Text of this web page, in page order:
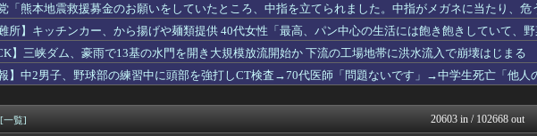
・E・ルスタリオちゃんとかいうドチャLOVEｗｗｗ
トレンドの通り道
しいウマ娘と言えば？
ウマ娘まとめ超速報！
中日 2026/08/08 【佐藤＆大山2安打 神宮好救援...
虎速
に父がまた鍋に大量のめんつゆを入れた。煮込んだコンソメスープ...
修羅場ライフ速報
ッシュ美少女「どうしたん？おっぱい揉む？❤」
まにゅそく 2chまとめ
ってさぁ、頭の“バルカン”意味あるの？あれ、役に立たなくない...
住さん（36）、メイクしたら普通に美人の部類だったと判明ｗｗ...
不思議.net - 5ch...
「熊本地震救援募金のお願いをしていたところ、中指を立てられました。中指がメガネに当たり、危
でした」
難所】キッチンカー、から揚げや麺類提供 40代女性「最高、パン中心の生活には飽き飽きしていて、
」→時事通信タイトル「パンに飽き飽き」
】三峡ダム、豪雨で13基の水門を開き大規模放流開始か 下流の工場地帯に洪水流入で崩壊はじまる
報】中2男子、野球部の練習中に頭部を強打しCT検査→70代医師「問題ないです」→中学生死亡「他人
[一覧] 20603 in / 102668 out